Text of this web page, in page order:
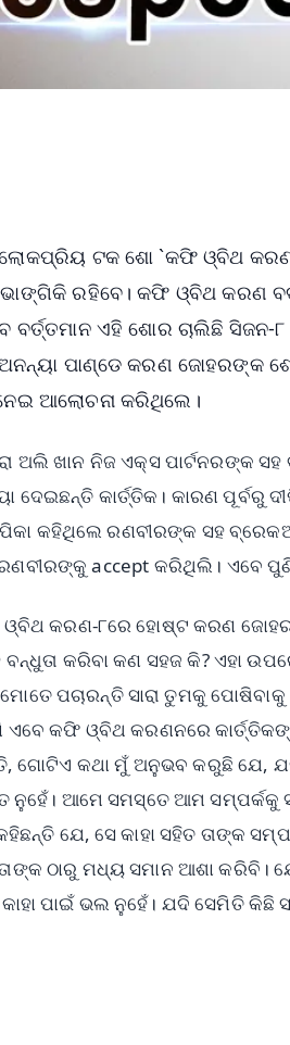
ଟକ ଶୋ `କଫି ଓ୍ବିଥ
ରହିବେ। କଫି ଓ୍ବିଥ କରଣ
ବର୍ତ୍ତମାନ ଏହି ଶୋର ଚାଲିଛି
ଅନନ୍ୟା ପାଣ୍ଡେ କରଣ
ଆଲୋଚନା କରିଥିଲେ।
ଅଲି ଖାନ ନିଜ ଏକ୍ସ ପାର୍ଟନରଙ୍କ
ଦେଇଛନ୍ତି କାର୍ତ୍ତିକ। କାରଣ ପୂର୍ବରୁ
କହିଥିଲେ ରଣବୀରଙ୍କ ସହ
accept କରିଥିଲି। ଏବେ
କରଣ-୮ରେ ହୋଷ୍ଟ କରଣ ଜୋହର
କରିବା କଣ ସହଜ କି? ଏହା
ପଚାରନ୍ତି ସାରା ତୁମକୁ
କଫି ଓ୍ବିଥ କରଣନରେ
ଗୋଟିଏ କଥା ମୁଁ ଅନୁଭବ କରୁଛି
ନୁହେଁ। ଆମେ ସମସ୍ତେ ଆମ ସମ୍ପର୍କକୁ
ଯେ, ସେ କାହା ସହିତ ତାଙ୍କ
ତାଙ୍କ ଠାରୁ ମଧ୍ୟ ସମାନ ଆଶା
ପାଇଁ ଭଲ ନୁହେଁ। ଯଦି ସେମିତି କିଛି